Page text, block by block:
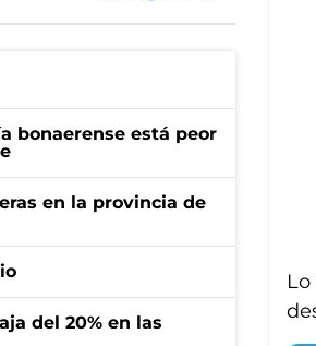
bonaerense está peor
en la provincia de
del 20% en las